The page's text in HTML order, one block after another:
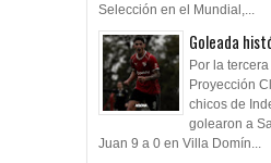
Selección en el Mundial,...
Goleada
Por la
Proyección
chicos de
golearon a
Juan 9 a 0 en Villa Domín...